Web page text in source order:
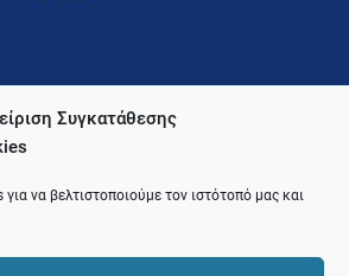
Συγκατάθεσης
να βελτιστοποιούμε τον ιστότοπό μας και